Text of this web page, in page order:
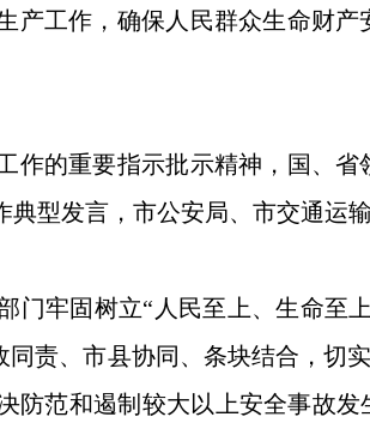
产工作，确保人民群众生命财
作的重要指示批示精神，国、
型发言，市公安局、市交通运
门牢固树立“人民至上、生命至
责、市县协同、条块结合，切
防范和遏制较大以上安全事故